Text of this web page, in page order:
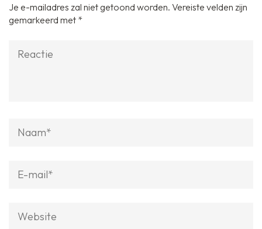
Je e-mailadres zal niet getoond worden. Vereiste velden zijn
gemarkeerd met *
mail*